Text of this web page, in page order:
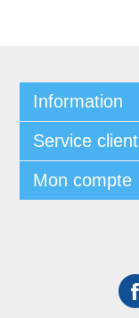
Information
Service client
Mon compte